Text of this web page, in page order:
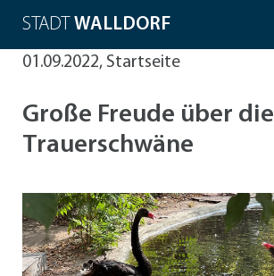
STADT WALLDORF
01.09.2022, Startseite
Große Freude über die
Trauerschwäne